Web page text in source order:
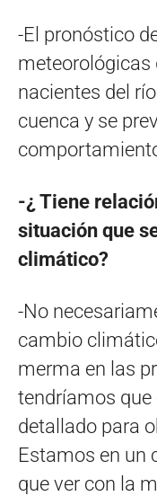
-El pronóstico
meteorológicas
nacientes del
cuenca y se
-¿ Tiene
situación que
climático?
-No
cambio
merma en las
tendríamos que
detallado para
Estamos en un
que ver con la